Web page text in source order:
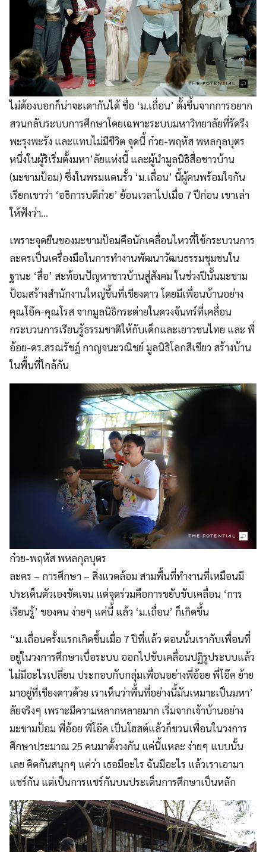
ไม่ต้องบอกก็น่าจะเดากันได้ ชื่อ ‘ม.เถื่อน’ ตั้งขึ้นจากการอยาก
สวนกลับระบบการศึกษาโดยเฉพาะระบบมหาวิทยาลัยที่รัดรึง
พะรุงพะรัง และแทบไม่มีชีวิต จุดนี้ ก๋วย-พฤหัส พหลกุลบุตร
หนึ่งในผู้ริเริ่มตั้งมหา’ลัยแห่งนี้ และผู้นำมูลนิธิสื่อชาวบ้าน
(มะขามป้อม) ซึ่งในพรมแดนรั้ว ‘ม.เถื่อน’ นี้ผู้คนพร้อมใจกัน
เรียกเขาว่า ‘อธิการบดีก๋วย’ ย้อนเวลาไปเมื่อ 7 ปีก่อน เขาเล่า
ให้ฟังว่า…
เพราะจุดยืนของมะขามป้อมคือนักเคลื่อนไหวที่ใช้กระบวนการ
ละครเป็นเครื่องมือในการทำงานพัฒนาวัฒนธรรมชุมชนใน
ฐานะ ‘สื่อ’ สะท้อนปัญหาชาวบ้านสู่สังคม ในช่วงปีนั้นมะขาม
ป้อมสร้างสำนักงานใหญ่ขึ้นที่เชียงดาว โดยมีเพื่อนบ้านอย่าง
คุณโอ๊ค-คุณโรส จากมูลนิธิกระต่ายในดวงจันทร์ที่เคลื่อน
กระบวนการเรียนรู้ธรรมชาติให้กับเด็กและเยาวชนไทย และ พี่
อ้อย-ดร.สรณรัชฎ์ กาญจนะวณิชย์ มูลนิธิโลกสีเขียว สร้างบ้าน
ในพื้นที่ใกล้กัน
ก๋วย-พฤหัส พหลกุลบุตร
ละคร – การศึกษา – สิ่งแวดล้อม สามพื้นที่ทำงานที่เหมือนมี
ประเด็นตัวเองชัดเจน แต่จุดร่วมคือการขยับขับเคลื่อน ‘การ
เรียนรู้’ ของคน ง่ายๆ แค่นี้ แล้ว ‘ม.เถื่อน’ ก็เกิดขึ้น
“ม.เถื่อนครั้งแรกเกิดขึ้นเมื่อ 7 ปีที่แล้ว ตอนนั้นเรากับเพื่อนที่
อยู่ในวงการศึกษาเบื่อระบบ ออกไปขับเคลื่อนปฏิรูประบบแล้ว
ไม่มีอะไรเปลี่ยน ประกอบกับกลุ่มเพื่อนอย่างพี่อ้อย พี่โอ๊ค ย้าย
มาอยู่ที่เชียงดาวด้วย เราเห็นว่าพื้นที่อย่างนี้มันเหมาะเป็นมหา’
ลัยจริงๆ เพราะมีความหลากหลายมาก เริ่มจากเจ้าบ้านอย่าง
มะขามป้อม พี่อ้อย พี่โอ๊ค เป็นโฮสต์แล้วก็ชวนเพื่อนในวงการ
ศึกษาประมาณ 25 คนมาตั้งวงกัน แค่นี้แหละ ง่ายๆ แบบนั้น
เลย คิดกันสนุกๆ แค่ว่า เธอมีอะไร ฉันมีอะไร แล้วเราเอามา
แชร์กัน แต่เป็นการแชร์กันบนประเด็นการศึกษาเป็นหลัก